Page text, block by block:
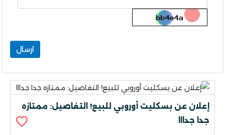
ارسال
إعلان عن بسكليت أوروبي للبيع! التفاصيل: ممتازه
جدا جدااا